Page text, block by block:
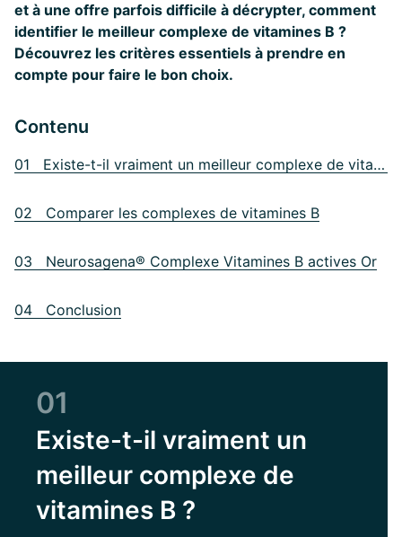
et à une offre parfois difficile à décrypter, comment
identifier le meilleur complexe de vitamines B ?
Découvrez les critères essentiels à prendre en
compte pour faire le bon choix.
Contenu
01 Existe-t-il vraiment un meilleur complexe de vitamines B ?
02 Comparer les complexes de vitamines B
03 Neurosagena® Complexe Vitamines B actives Or
04 Conclusion
01
Existe-t-il vraiment un
meilleur complexe de
vitamines B ?